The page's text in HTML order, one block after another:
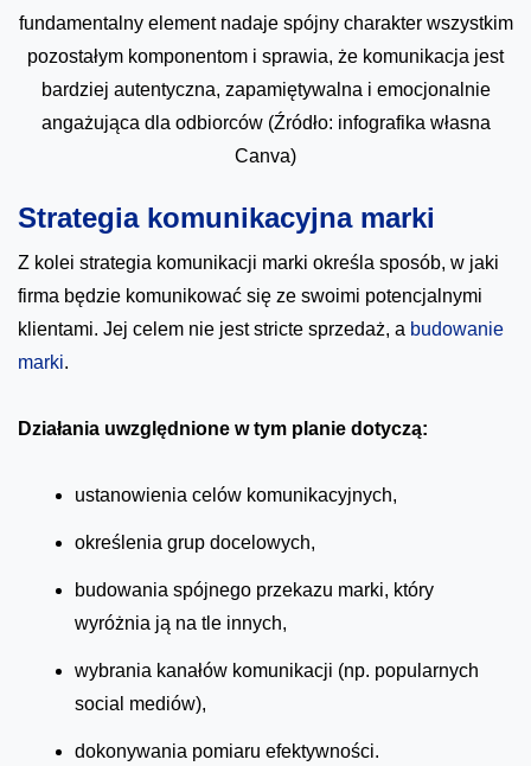
fundamentalny element nadaje spójny charakter wszystkim
pozostałym komponentom i sprawia, że komunikacja jest
bardziej autentyczna, zapamiętywalna i emocjonalnie
angażująca dla odbiorców (Źródło: infografika własna
Canva)
Strategia komunikacyjna marki
Z kolei strategia komunikacji marki określa sposób, w jaki
firma będzie komunikować się ze swoimi potencjalnymi
klientami. Jej celem nie jest stricte sprzedaż, a budowanie
marki.
Działania uwzględnione w tym planie dotyczą:
ustanowienia celów komunikacyjnych,
określenia grup docelowych,
budowania spójnego przekazu marki, który
wyróżnia ją na tle innych,
wybrania kanałów komunikacji (np. popularnych
social mediów),
dokonywania pomiaru efektywności.